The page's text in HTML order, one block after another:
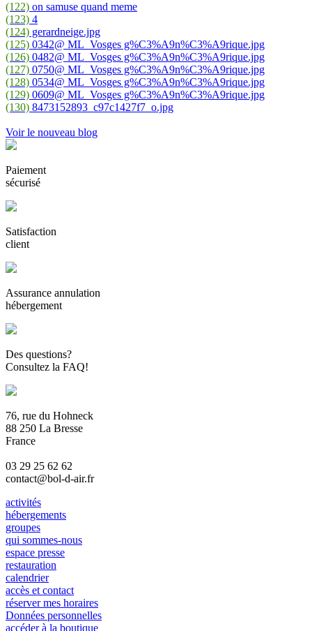
(122) on samuse quand meme
(123) 4
(124) gerardneige.jpg
(125) 0342@ ML_Vosges g%C3%A9n%C3%A9rique.jpg
(126) 0482@ ML_Vosges g%C3%A9n%C3%A9rique.jpg
(127) 0750@ ML_Vosges g%C3%A9n%C3%A9rique.jpg
(128) 0534@ ML_Vosges g%C3%A9n%C3%A9rique.jpg
(129) 0609@ ML_Vosges g%C3%A9n%C3%A9rique.jpg
(130) 8473152893_c97c1427f7_o.jpg
Voir le nouveau blog
Paiement
sécurisé
Satisfaction
client
Assurance annulation
hébergement
Des questions?
Consultez la FAQ!
76, rue du Hohneck
88 250 La Bresse
France
03 29 25 62 62
contact@bol-d-air.fr
activités
hébergements
groupes
qui sommes-nous
espace presse
restauration
calendrier
accès et contact
réserver mes horaires
Données personnelles
accéder à la boutique